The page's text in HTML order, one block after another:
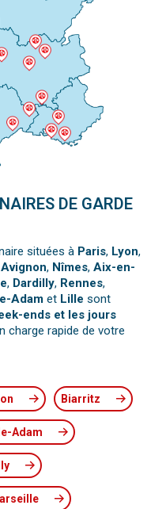
DE GARDE
situées à Paris, Lyon,
Avignon, Nîmes, Aix-en-
, Dardilly, Rennes,
Adam et Lille sont
ends et les jours
charge rapide de votre
Biarritz
Adam